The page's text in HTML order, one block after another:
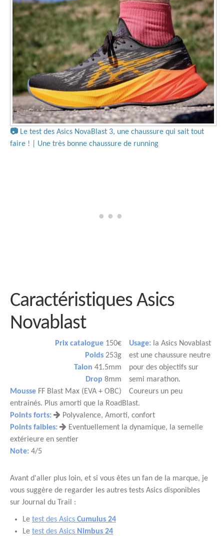
📷 Le test des Asics NovaBlast 3, une chaussure qui sait tout
faire ! | Une très bonne chaussure de running
Caractéristiques Asics
Novablast
Prix catalogue 150€
Poids 253g
Talon 41.5mm
Drop 8mm
Mousse FF Blast Max (EVA + OBC)
Usage: la Asics Novablast
est une chaussure neutre
pour des objectifs sur
semi marathon.
Coureurs un peu
entrainés. Plus amorti que la RoadBlast.
Points forts:
Polyvalence, Amorti, confort
Points faibles:
Eventuellement la dynamique, la semelle
extérieure en sentier
Note: 4/5
Avant d'aller plus loin, et si vous êtes un fan de la marque, je
vous suggère de regarder les autres tests Asics disponibles
sur Journal du Trail :
Le test des Asics Cumulus 24
Le test des Asics Nimbus 24